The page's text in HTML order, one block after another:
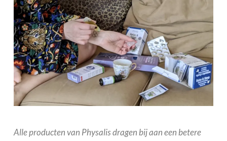
Alle producten van Physalis dragen bij aan een betere